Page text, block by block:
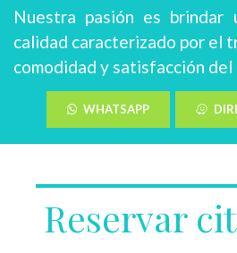
Nuestra pasión es
calidad caracterizado por el
comodidad y satisfacción del
WHATSAPP
Reservar